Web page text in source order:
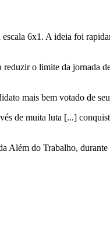
6x1. A ideia foi
o limite da jornada
mais bem votado de
de muita luta [...]
Além do Trabalho,